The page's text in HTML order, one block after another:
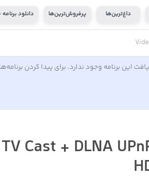
داغ‌ترین‌ها پرفروش‌ترین‌ها دانلود
این برنامه وجود ندارد. برای پیدا کردن
Cast + DLNA